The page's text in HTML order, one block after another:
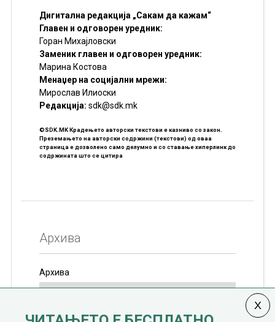
Дигитална редакција „Сакам да кажам“
Главен и одговорен уредник:
Горан Михајловски
Заменик главен и одговорен уредник:
Марина Костова
Менаџер на социјални мрежи:
Мирослав Илиоски
Редакцијa: sdk@sdk.mk
©SDK.MK Крадењето авторски текстови е казниво со закон.
Преземањето на авторски содржини (текстови) од оваа
страница е дозволено само делумно и со ставање хиперлинк до
содржината што се цитира
Архива
Архива